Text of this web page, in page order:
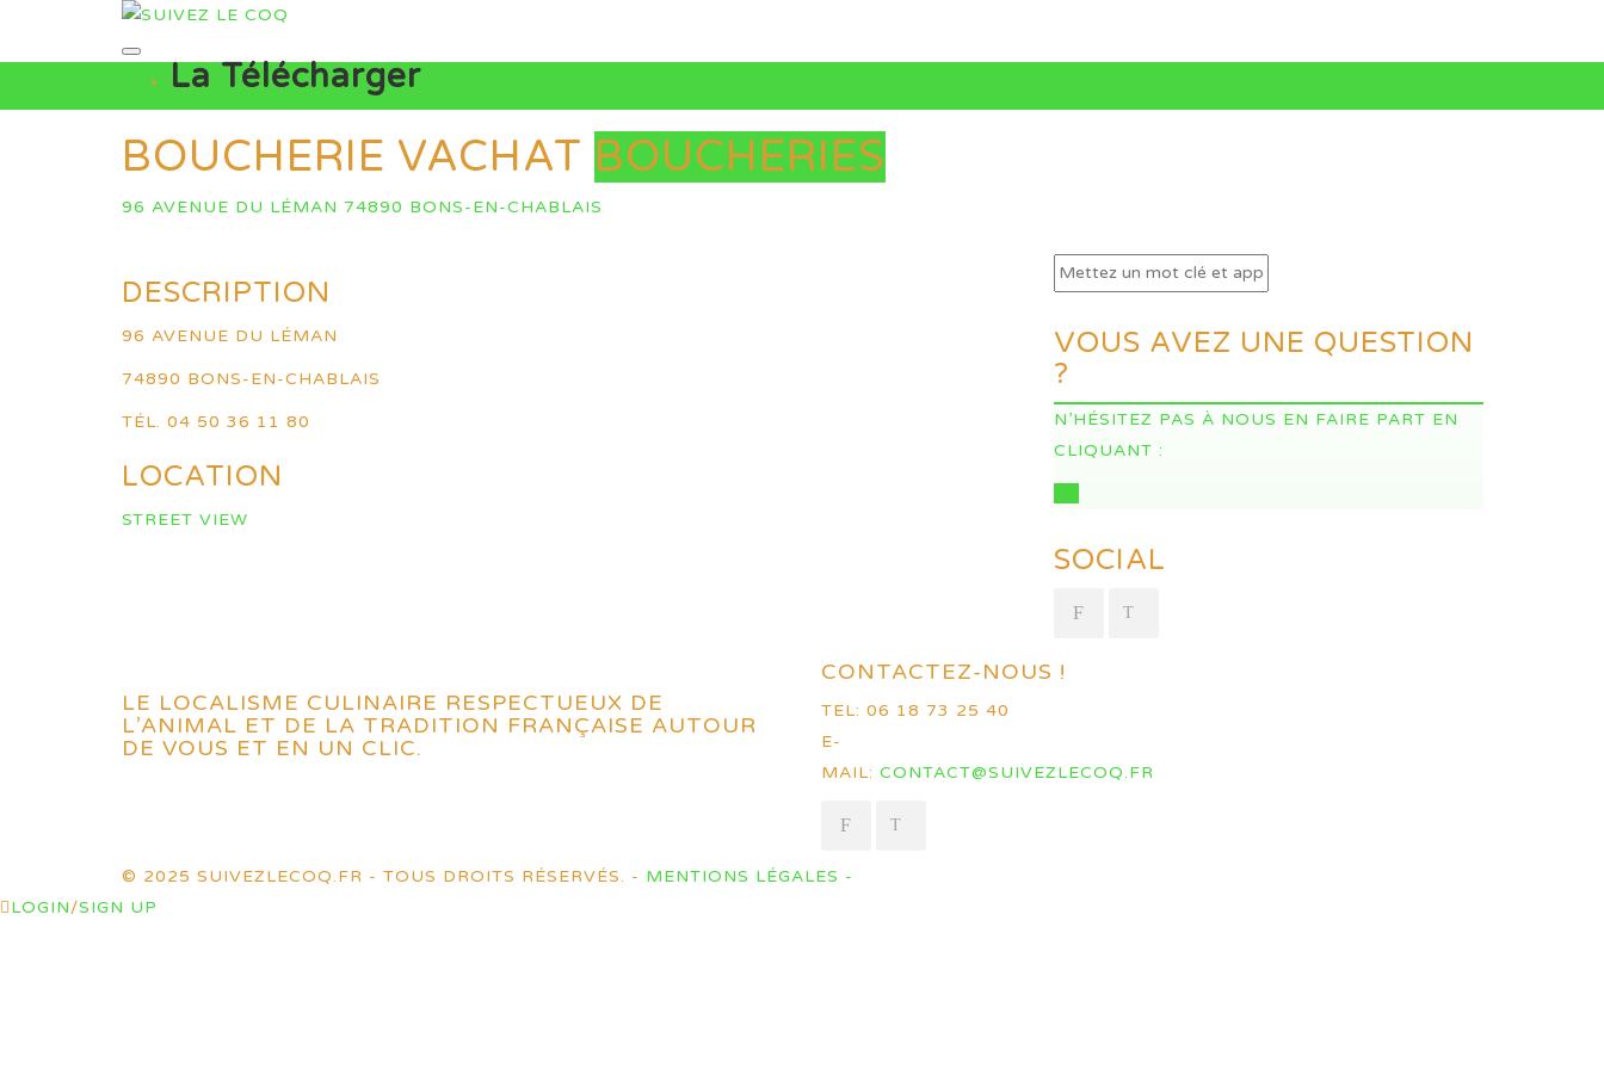
La Télécharger
BOUCHERIE VACHAT BOUCHERIES
96 AVENUE DU LÉMAN 74890 BONS-EN-CHABLAIS
DESCRIPTION
96 AVENUE DU LÉMAN
74890 BONS-EN-CHABLAIS
TÉL. 04 50 36 11 80
LOCATION
STREET VIEW
VOUS AVEZ UNE QUESTION
?
N’HÉSITEZ PAS À NOUS EN FAIRE PART EN
CLIQUANT :
SOCIAL
LE LOCALISME CULINAIRE RESPECTUEUX DE
L’ANIMAL ET DE LA TRADITION FRANÇAISE AUTOUR
DE VOUS ET EN UN CLIC.
CONTACTEZ-NOUS !
TEL: 06 18 73 25 40
E-
MAIL: CONTACT@SUIVEZLECOQ.FR
© 2025 SUIVEZLECOQ.FR - TOUS DROITS RÉSERVÉS. - MENTIONS LÉGALES -
LOGIN/SIGN UP